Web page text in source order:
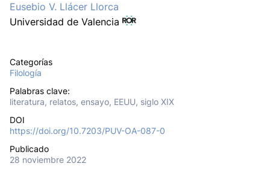
Eusebio V. Llácer Llorca
Universidad de Valencia
Categorías
Filología
Palabras clave:
literatura, relatos, ensayo, EEUU, siglo XIX
DOI
https://doi.org/10.7203/PUV-OA-087-0
Publicado
28 noviembre 2022